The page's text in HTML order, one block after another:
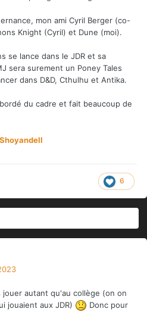
mon ami Cyril Berger (co-
Knight (Cyril) et Dune (moi).
se lance dans le JDR et sa
sera surement un Poney Tales
dans D&D, Cthulhu et Antika.
du cadre et fait beaucoup de
6
autant qu'au collège (on on
jouaient aux JDR)
Donc pour